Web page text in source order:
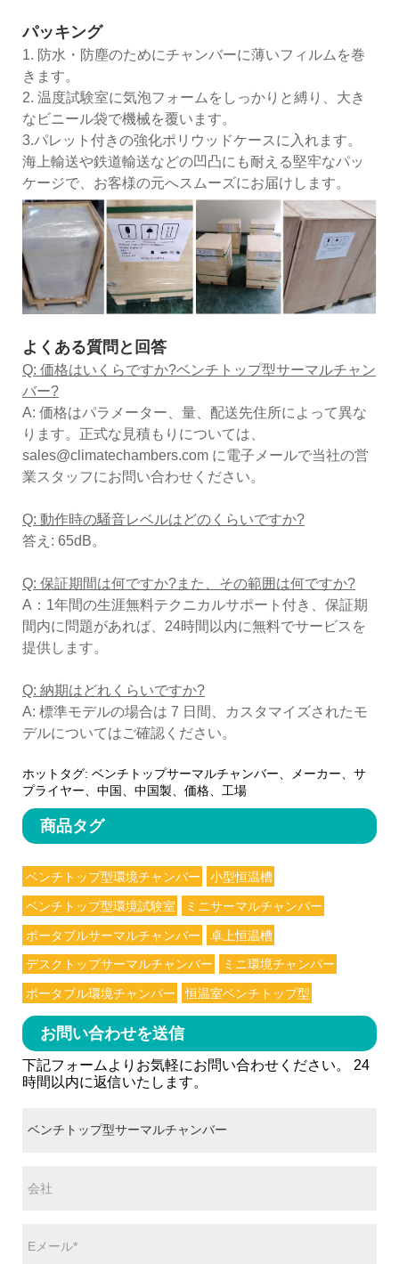
パッキング
1. 防水・防塵のためにチャンバーに薄いフィルムを巻
きます。
2. 温度試験室に気泡フォームをしっかりと縛り、大き
なビニール袋で機械を覆います。
3.パレット付きの強化ポリウッドケースに入れます。
海上輸送や鉄道輸送などの凹凸にも耐える堅牢なパッ
ケージで、お客様の元へスムーズにお届けします。
よくある質問と回答
Q: 価格はいくらですか?ベンチトップ型サーマルチャン
バー?
A: 価格はパラメーター、量、配送先住所によって異な
ります。正式な見積もりについては、
sales@climatechambers.com に電子メールで当社の営
業スタッフにお問い合わせください。
Q: 動作時の騒音レベルはどのくらいですか?
答え: 65dB。
Q: 保証期間は何ですか?また、その範囲は何ですか?
A：1年間の生涯無料テクニカルサポート付き、保証期
間内に問題があれば、24時間以内に無料でサービスを
提供します。
Q: 納期はどれくらいですか?
A: 標準モデルの場合は 7 日間、カスタマイズされたモ
デルについてはご確認ください。
ホットタグ: ベンチトップサーマルチャンバー、メーカー、サ
プライヤー、中国、中国製、価格、工場
商品タグ
ベンチトップ型環境チャンバー 小型恒温槽
ベンチトップ型環境試験室 ミニサーマルチャンバー
ポータブルサーマルチャンバー 卓上恒温槽
デスクトップサーマルチャンバー ミニ環境チャンバー
ポータブル環境チャンバー 恒温室ベンチトップ型
お問い合わせを送信
下記フォームよりお気軽にお問い合わせください。 24
時間以内に返信いたします。